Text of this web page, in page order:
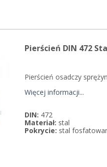
Pierścień DIN 472
Pierścień osadczy
Więcej informacji...
DIN: 472
Materiał: stal
Pokrycie: stal